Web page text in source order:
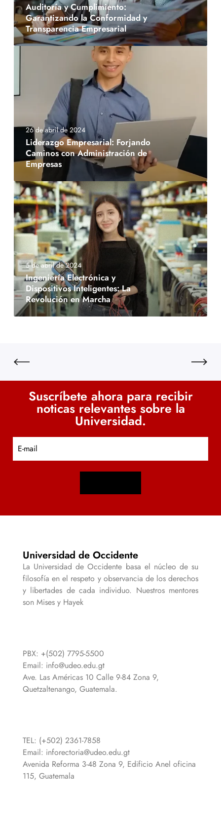
Auditoría y Cumplimiento:
Garantizando la Conformidad y
Transparencia Empresarial
26 de abril de 2024
Liderazgo Empresarial: Forjando
Caminos con Administración de
Empresas
5 de abril de 2024
Ingeniería Electrónica y
Dispositivos Inteligentes: La
Revolución en Marcha
Suscríbete ahora para recibir
noticas relevantes sobre la
Universidad.
Universidad de Occidente
La Universidad de Occidente basa el núcleo de su
filosofía en el respeto y observancia de los derechos
y libertades de cada individuo. Nuestros mentores
son Mises y Hayek
PBX: +(502) 7795-5500
Email: info@udeo.edu.gt
Ave. Las Américas 10 Calle 9-84 Zona 9,
Quetzaltenango, Guatemala.
TEL: (+502) 2361-7858
Email: inforectoria@udeo.edu.gt
Avenida Reforma 3-48 Zona 9, Edificio Anel oficina
115, Guatemala